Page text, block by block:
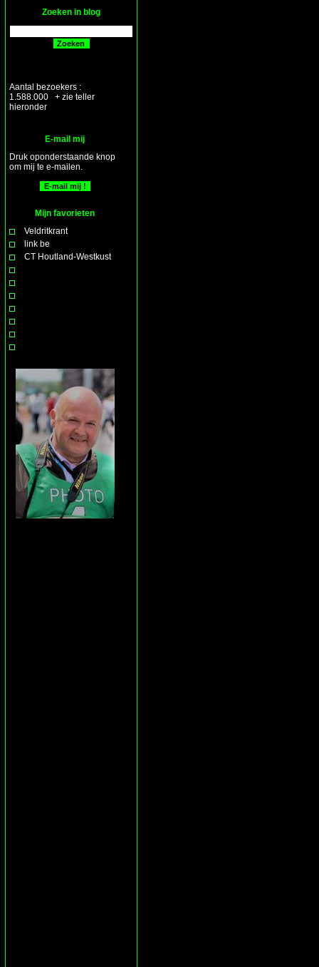
Zoeken in blog
Aantal bezoekers :
1.588.000 + zie teller
hieronder
E-mail mij
Druk oponderstaande knop
om mij te e-mailen.
Mijn favorieten
Veldritkrant
link be
CT Houtland-Westkust